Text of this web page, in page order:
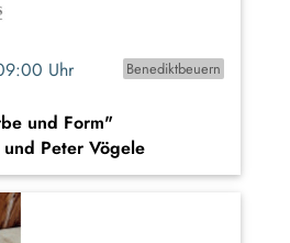
Uhr
Benediktbeuern
und Form"
Peter Vögele